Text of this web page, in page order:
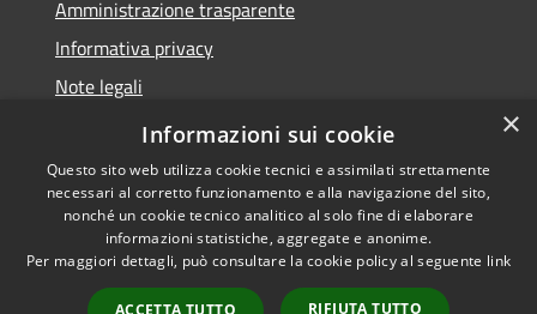
Amministrazione trasparente
Informativa privacy
Note legali
Dichiarazione di accessibilità
Accessibilità
Copyright © 2026 • Comune di
Val Brembilla • Powered by
Municipium• Accesso
×
Informazioni sui cookie
Questo sito web utilizza cookie tecnici e assimilati strettamente
necessari al corretto funzionamento e alla navigazione del sito,
nonché un cookie tecnico analitico al solo fine di elaborare
informazioni statistiche, aggregate e anonime.
Per maggiori dettagli, può consultare la cookie policy al seguente link
ACCETTA TUTTO RIFIUTA TUTTO